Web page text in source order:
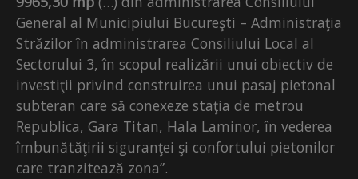
General al Municipiului Bucureşti – Administraţia
Străzilor în administrarea Consiliului Local al
Sectorului 3, în scopul realizării unui obiectiv de
investiţii privind construirea unui pasaj pietonal
subteran care să conexeze staţia de metrou
Republica, Gara Titan, Hala Laminor, în vederea
îmbunătăţirii siguranţei şi confortului pietonilor
care tranzitează zona”.